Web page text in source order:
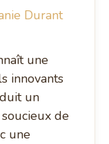
Durant
une
innovants
un
de
une